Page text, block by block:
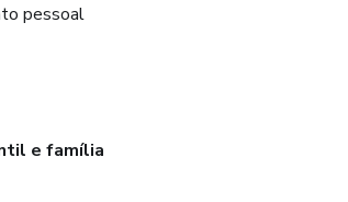
pessoal
e família